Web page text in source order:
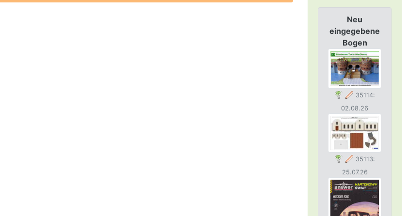
Neu
eingegebene
Bogen
35114:
02.08.26
35113:
25.07.26